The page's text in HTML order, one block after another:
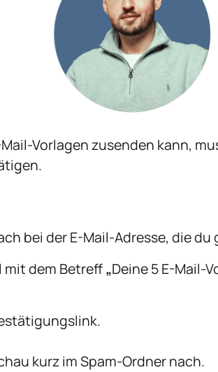
Vorlagen zusenden kann,
bei der E-Mail-Adresse, die
mit dem Betreff „Deine 5 E-Mail-
kurz im Spam-Ordner nach.